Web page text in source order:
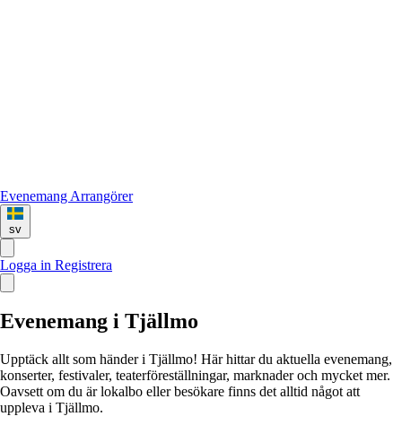
Evenemang Arrangörer
sv
Logga in Registrera
Evenemang i Tjällmo
Upptäck allt som händer i Tjällmo! Här hittar du aktuella evenemang,
konserter, festivaler, teaterföreställningar, marknader och mycket mer.
Oavsett om du är lokalbo eller besökare finns det alltid något att
uppleva i Tjällmo.